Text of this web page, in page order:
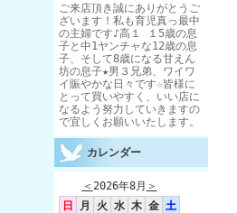
ご来店頂き誠にありがとうご
ざいます！私も育児真っ最中
の主婦です♪高１ １5歳の息
子と中1ヤンチャな12歳の息
子、そして8歳になる甘えん
坊の息子★男３兄弟、ワイワ
イ賑やかな日々です☆皆様に
とって買いやすく、いい店に
なるよう努力していきますの
で宜しくお願いいたします。
カレンダー
＜ 2026年8月 ＞
日 月 火 水 木 金 土